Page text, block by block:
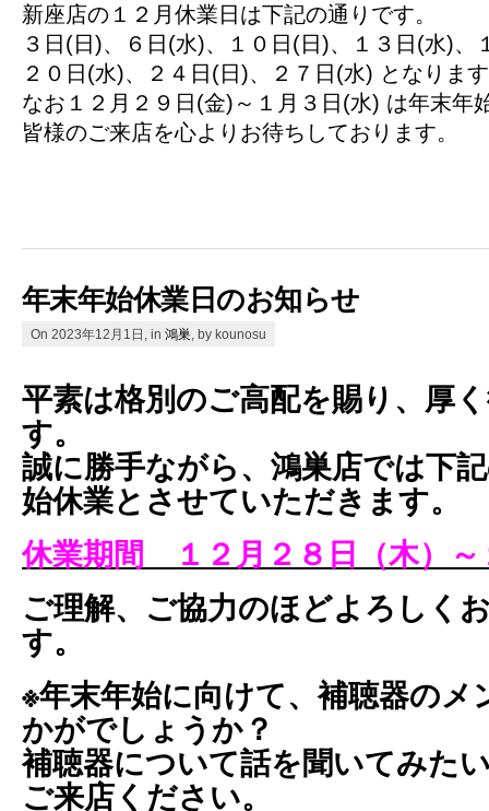
新座店の１２月休業日は下記の通りです。
３日(日)、６日(水)、１０日(日)、１３日(水)、
２０日(水)、２４日(日)、２７日(水) となりま
なお１２月２９日(金)～１月３日(水) は年末年
皆様のご来店を心よりお待ちしております。
年末年始休業日のお知らせ
On 2023年12月1日, in 鴻巣 , by kounosu
平素は格別のご高配を賜り、厚
す。
誠に勝手ながら、鴻巣店では下
始休業とさせていただきます。
休業期間 １２月２８日（木）～
ご理解、ご協力のほどよろしく
す。
※年末年始に向けて、補聴器の
かがでしょうか？
補聴器について話を聞いてみた
ご来店ください。